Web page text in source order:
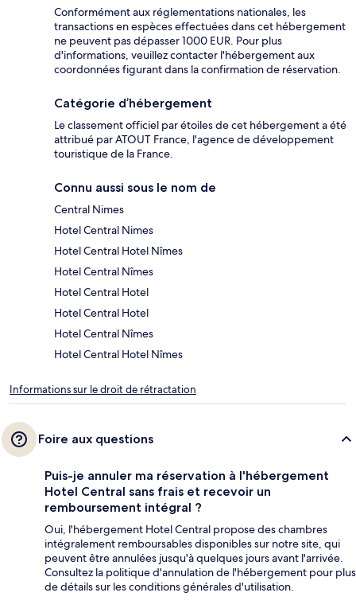
Conformément aux réglementations nationales, les
transactions en espèces effectuées dans cet hébergement
ne peuvent pas dépasser 1000 EUR. Pour plus
d'informations, veuillez contacter l'hébergement aux
coordonnées figurant dans la confirmation de réservation.
Catégorie d’hébergement
Le classement officiel par étoiles de cet hébergement a été
attribué par ATOUT France, l'agence de développement
touristique de la France.
Connu aussi sous le nom de
Central Nimes
Hotel Central Nimes
Hotel Central Hotel Nîmes
Hotel Central Nîmes
Hotel Central Hotel
Hotel Central Hotel
Hotel Central Nîmes
Hotel Central Hotel Nîmes
Informations sur le droit de rétractation
Foire aux questions
Puis-je annuler ma réservation à l'hébergement
Hotel Central sans frais et recevoir un
remboursement intégral ?
Oui, l'hébergement Hotel Central propose des chambres
intégralement remboursables disponibles sur notre site, qui
peuvent être annulées jusqu'à quelques jours avant l'arrivée.
Consultez la politique d'annulation de l'hébergement pour plus
de détails sur les conditions générales d'utilisation.